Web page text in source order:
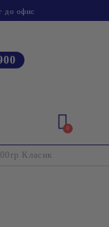
до офис
0
Класик